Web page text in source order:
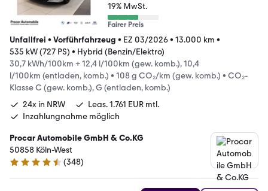
19% MwSt.
Fairer Preis
Unfallfrei • Vorführfahrzeug • EZ 03/2026• 13.000 km •
535 kW (727 PS) • Hybrid (Benzin/Elektro)
30,7 kWh/100km + 12,4 l/100km (gew. komb.), 10,4
l/100km (entladen, komb.) • 108 g CO₂/km (gew. komb.) • CO₂-
Klasse C (gew. komb.), G (entladen, komb.)
24x in NRW
Leas. 1.761 EUR mtl.
Inzahlungnahme möglich
Procar Automobile GmbH & Co.KG
50858 Köln-West
4.4 Sterne
(348)